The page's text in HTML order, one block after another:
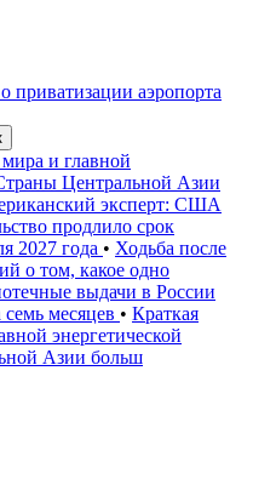
приватизации аэропорта
и главной
Центральной Азии
эксперт: США
продлило срок
2027 года • Ходьба после
о том, какое одно
выдачи в России
месяцев • Краткая
энергетической
Азии больш